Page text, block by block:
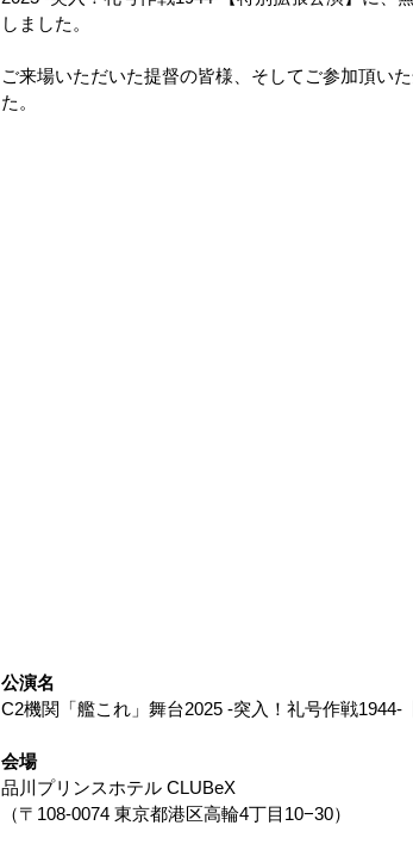
しました。
ご来場いただいた提督の皆様、そしてご参加頂い
た。
公演名
C2機関「艦これ」舞台2025 -突入！礼号作戦1944-
会場
品川プリンスホテル CLUBeX
（〒108-0074 東京都港区高輪4丁目10−30）